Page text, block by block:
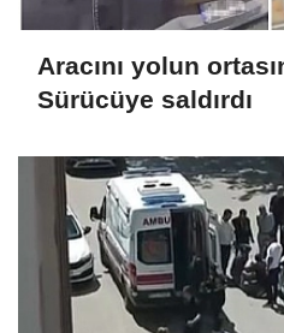
Aracını yolun
Sürücüye saldırdı